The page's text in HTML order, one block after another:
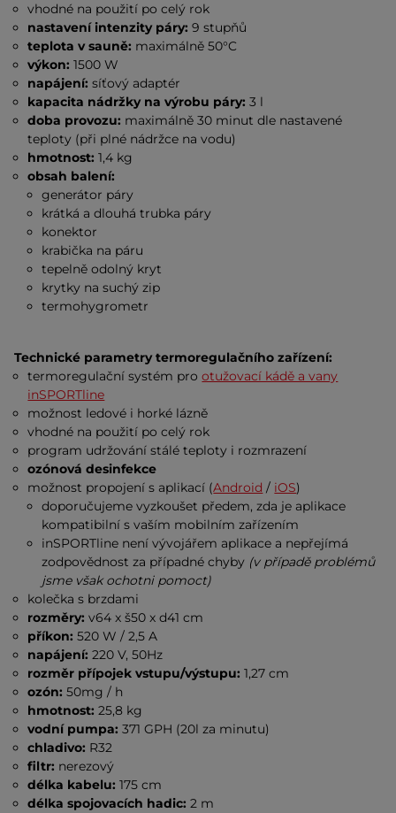
vhodné na použití po celý rok
nastavení intenzity páry: 9 stupňů
teplota v sauně: maximálně 50°C
výkon:1500 W
napájení: síťový adaptér
kapacita nádržky na výrobu páry:3 l
doba provozu: maximálně 30 minut dle nastavené
teploty (při plné nádržce na vodu)
hmotnost: 1,4 kg
obsah balení:
generátor páry
krátká a dlouhá trubka páry
konektor
krabička na páru
tepelně odolný kryt
krytky na suchý zip
termohygrometr
Technické parametry termoregulačního zařízení:
termoregulační systém prootužovací kádě a vany
inSPORTline
možnost ledové i horké lázně
vhodné na použití po celý rok
program udržování stálé teploty i rozmrazení
ozónová desinfekce
možnost propojení s aplikací (Android / iOS)
doporučujeme vyzkoušet předem, zda je aplikace
kompatibilní s vaším mobilním zařízením
inSPORTline není vývojářem aplikace a nepřejímá
zodpovědnost za případné chyby(v případě problémů
jsme však ochotni pomoct)
kolečka s brzdami
rozměry: v64 x š50 x d41 cm
příkon:520 W / 2,5 A
napájení: 220 V, 50Hz
rozměr přípojek vstupu/výstupu: 1,27 cm
ozón:50mg / h
hmotnost: 25,8 kg
vodní pumpa: 371 GPH (20l za minutu)
chladivo: R32
filtr: nerezový
délka kabelu:175 cm
délka spojovacích hadic: 2 m